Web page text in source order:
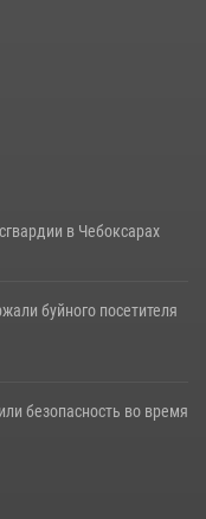
в Чебоксарах
буйного посетителя
безопасность во время